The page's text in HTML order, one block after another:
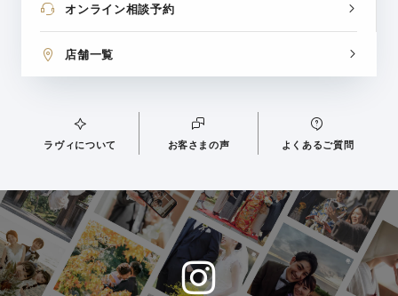
オンライン相談予約
店舗一覧
ラヴィについて お客さまの声 よくあるご質問